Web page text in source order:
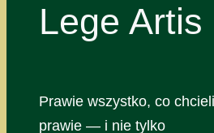
Lege Artis
Prawie wszystko, co
prawie — i nie tylko